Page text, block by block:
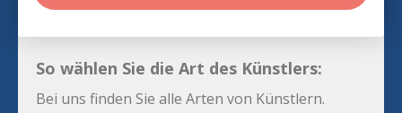
So wählen Sie die Art des Künstlers:
Bei uns finden Sie alle Arten von Künstlern.